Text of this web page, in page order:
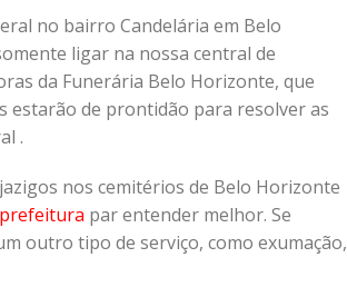
no bairro Candelária em Belo
ligar na nossa central de
da Funerária Belo Horizonte, que
estarão de prontidão para resolver as
.
nos cemitérios de Belo Horizonte
par entender melhor. Se
outro tipo de serviço, como exumação,